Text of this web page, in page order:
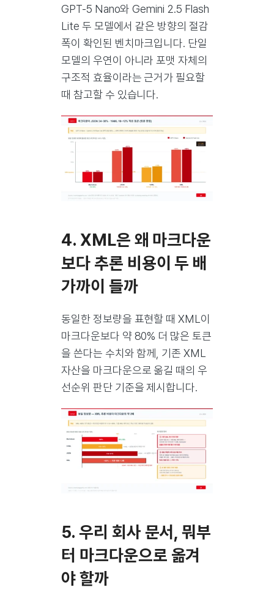
GPT-5 Nano와 Gemini 2.5 Flash
Lite 두 모델에서 같은 방향의 절감
폭이 확인된 벤치마크입니다. 단일
모델의 우연이 아니라 포맷 자체의
구조적 효율이라는 근거가 필요할
때 참고할 수 있습니다.
4. XML은 왜 마크다운
보다 추론 비용이 두 배
가까이 들까
동일한 정보량을 표현할 때 XML이
마크다운보다 약 80% 더 많은 토큰
을 쓴다는 수치와 함께, 기존 XML
자산을 마크다운으로 옮길 때의 우
선순위 판단 기준을 제시합니다.
5. 우리 회사 문서, 뭐부
터 마크다운으로 옮겨
야 할까